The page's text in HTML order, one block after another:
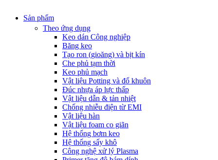
Sản phẩm
Theo ứng dụng
Keo dán Công nghiệp
Băng keo
Tạo ron (gioăng) và bịt kín
Che phủ tạm thời
Keo phủ mạch
Vật liệu Potting và đổ khuôn
Đúc nhựa áp lực thấp
Vật liệu dẫn & tản nhiệt
Chống nhiễu điện từ EMI
Vật liệu hàn
Vật liệu foam co giãn
Hệ thống bơm keo
Hệ thống sấy khô
Công nghệ xử lý Plasma